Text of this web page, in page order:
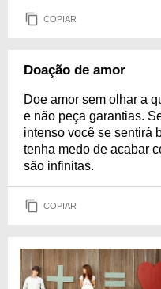
COPIAR
Doação de amor
Doe amor sem olhar a
e não peça garantias.
intenso você se sentirá
tenha medo de acabar
são infinitas.
COPIAR